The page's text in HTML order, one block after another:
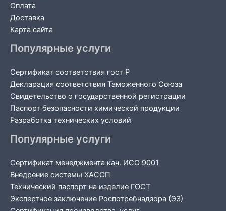
Оплата
Доставка
Карта сайта
Популярные услуги
Сертификат соответствия гост Р
Декларация соответствия Таможенного Союза
Свидетельство о государственной регистрации
Паспорт безопасности химической продукции
Разработка технических условий
Популярные услуги
Сертификат менеджмента кач. ИСО 9001
Внедрение системы ХАССП
Технический паспорт на изделие ГОСТ
Экспертное заключение Роспотребнадзора (ЭЗ)